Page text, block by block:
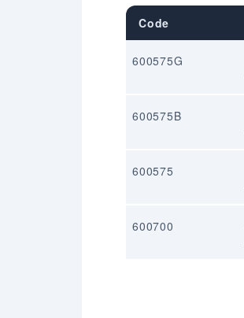
Code
600575G
600575B
600575
600700